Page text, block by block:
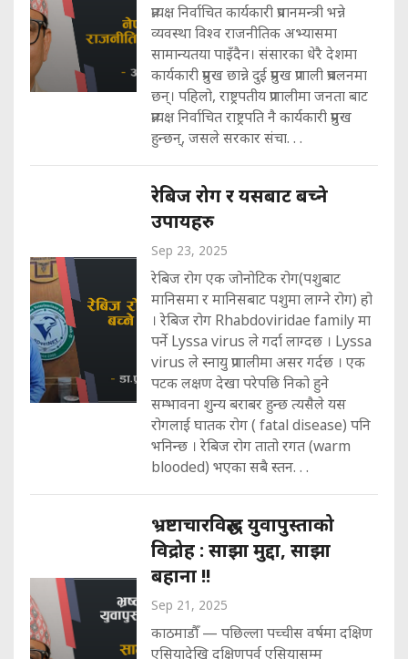
प्रत्यक्ष निर्वाचित कार्यकारी प्रधानमन्त्री भन्ने
व्यवस्था विश्व राजनीतिक अभ्यासमा
सामान्यतया पाइँदैन। संसारका धेरै देशमा
कार्यकारी प्रमुख छान्ने दुई प्रमुख प्रणाली प्रचलनमा
छन्। पहिलो, राष्ट्रपतीय प्रणालीमा जनता बाट
प्रत्यक्ष निर्वाचित राष्ट्रपति नै कार्यकारी प्रमुख
हुन्छन्, जसले सरकार संचा. . .
रेबिज रोग र यसबाट बच्ने
उपायहरु
Sep 23, 2025
रेबिज रोग एक जोनोटिक रोग(पशुबाट
मानिसमा र मानिसबाट पशुमा लाग्ने रोग) हो
। रेबिज रोग Rhabdoviridae family मा
पर्ने Lyssa virus ले गर्दा लाग्दछ । Lyssa
virus ले स्नायु प्रणालीमा असर गर्दछ । एक
पटक लक्षण देखा परेपछि निको हुने
सम्भावना शुन्य बराबर हुन्छ त्यसैले यस
रोगलाई घातक रोग ( fatal disease) पनि
भनिन्छ । रेबिज रोग तातो रगत (warm
blooded) भएका सबै स्तन. . .
भ्रष्टाचारविरुद्ध युवापुस्ताको
विद्रोह : साझा मुद्दा, साझा
बहाना !!
Sep 21, 2025
काठमाडौँ — पछिल्ला पच्चीस वर्षमा दक्षिण
एसियादेखि दक्षिणपूर्व एसियासम्म